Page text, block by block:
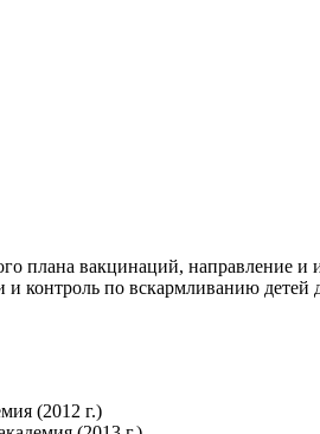
плана вакцинаций, направление и
и контроль по вскармливанию детей
(2012 г.)